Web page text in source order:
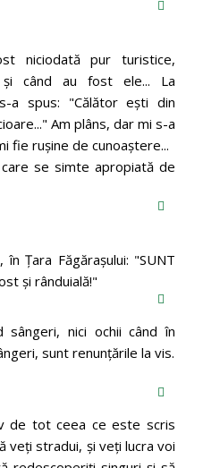
niciodată pur turistice,
când au fost ele... La
a spus: "Călător eşti din
Am plâns, dar mi s-a
fie ruşine de cunoaştere...
se simte apropiată de
Ţara Făgăraşului: "SUNT
şi rânduială!"
nici ochii când în
sunt renunțările la vis.
de tot ceea ce este scris
veți stradui, și veți lucra voi